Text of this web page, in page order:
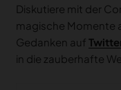
Diskutiere mit der
magische Momente
Gedanken auf
in die zauberhafte